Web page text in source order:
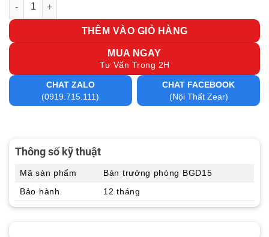
THÊM VÀO GIỎ HÀNG
MUA NGAY
Tư Vấn Trong 2H
CHAT ZALO
(0919.715.111)
CHAT FACEBOOK
(Nội Thất Zear)
Thông số kỹ thuật
Mã sản phẩm
Bàn trưởng phòng BGD15
Bảo hành
12 tháng